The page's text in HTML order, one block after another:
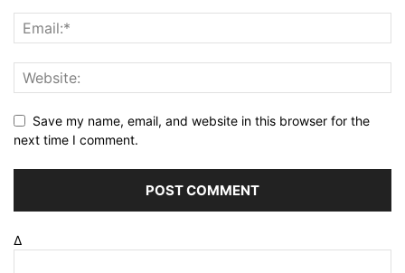
Save my name, email, and website in this browser for the
next time I comment.
Δ